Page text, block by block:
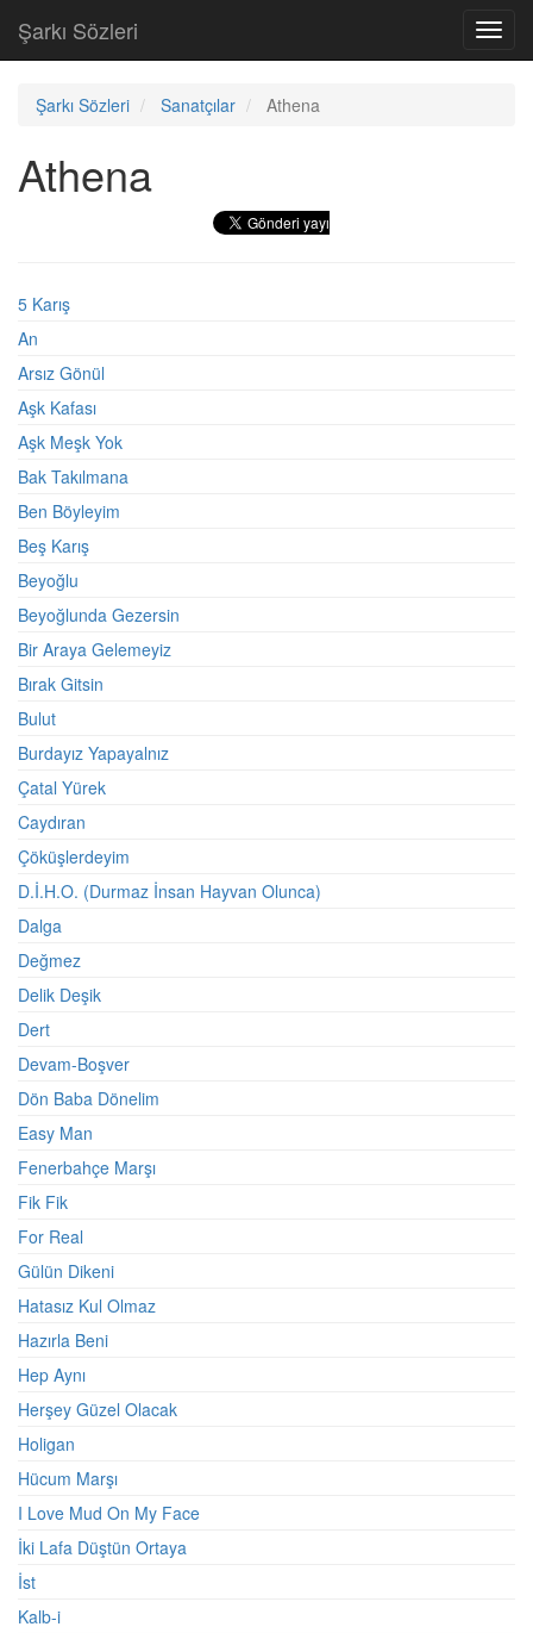
Şarkı Sözleri
Şarkı Sözleri Sanatçılar Athena
Athena
5 Karış
An
Arsız Gönül
Aşk Kafası
Aşk Meşk Yok
Bak Takılmana
Ben Böyleyim
Beş Karış
Beyoğlu
Beyoğlunda Gezersin
Bir Araya Gelemeyiz
Bırak Gitsin
Bulut
Burdayız Yapayalnız
Çatal Yürek
Caydıran
Çöküşlerdeyim
D.İ.H.O. (Durmaz İnsan Hayvan Olunca)
Dalga
Değmez
Delik Deşik
Dert
Devam-Boşver
Dön Baba Dönelim
Easy Man
Fenerbahçe Marşı
Fik Fik
For Real
Gülün Dikeni
Hatasız Kul Olmaz
Hazırla Beni
Hep Aynı
Herşey Güzel Olacak
Holigan
Hücum Marşı
I Love Mud On My Face
İki Lafa Düştün Ortaya
İst
Kalb-i